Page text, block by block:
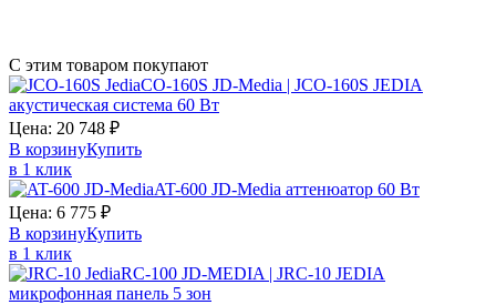
С этим товаром покупают
CO-160S JD-Media | JCO-160S JEDIA
акустическая система 60 Вт
Цена: 20 748 ₽
В корзинуКупить
в 1 клик
AT-600 JD-Media аттенюатор 60 Вт
Цена: 6 775 ₽
В корзинуКупить
в 1 клик
RC-100 JD-MEDIA | JRC-10 JEDIA
микрофонная панель 5 зон